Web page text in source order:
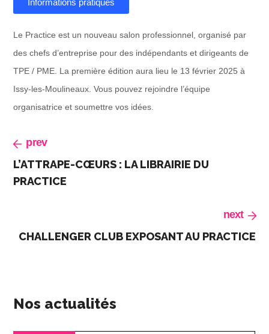
Informations pratiques
Le Practice est un nouveau salon professionnel, organisé par
des chefs d’entreprise pour des indépendants et dirigeants de
TPE / PME. La première édition aura lieu le 13 février 2025 à
Issy-les-Moulineaux. Vous pouvez rejoindre l’équipe
organisatrice et soumettre vos idées.
prev
L’ATTRAPE-CŒURS : LA LIBRAIRIE DU
PRACTICE
next
CHALLENGER CLUB EXPOSANT AU PRACTICE
Nos actualités